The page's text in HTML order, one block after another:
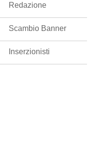
Redazione
Scambio Banner
Inserzionisti